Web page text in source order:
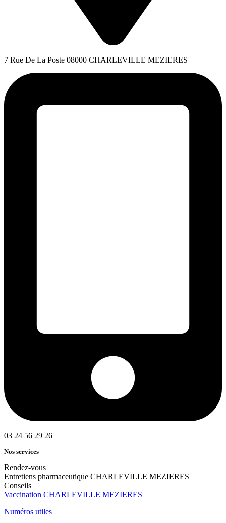
7 Rue De La Poste 08000 CHARLEVILLE MEZIERES
03 24 56 29 26
Nos services
Rendez-vous
Entretiens pharmaceutique CHARLEVILLE MEZIERES
Conseils
Vaccination CHARLEVILLE MEZIERES
Numéros utiles